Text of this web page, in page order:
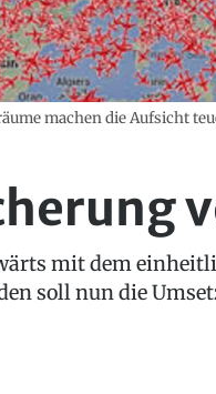
machen die Aufsicht
mit dem
soll nun die